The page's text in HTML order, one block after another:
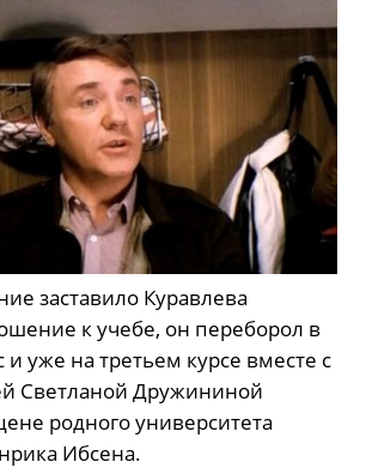
заставило Куравлева
к учебе, он переборол в
и уже на третьем курсе вместе с
Светланой Дружининой
родного университета
Ибсена.